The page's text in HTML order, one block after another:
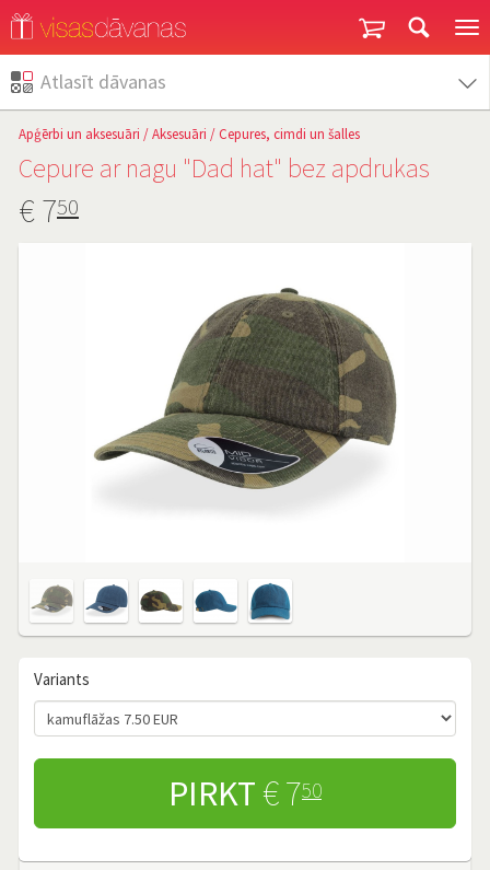
Atlasīt dāvanas
Apģērbi un aksesuāri /Aksesuāri /Cepures, cimdi un šalles
Cepure ar nagu "Dad hat" bez apdrukas
€750
Variants
PIRKT € 750